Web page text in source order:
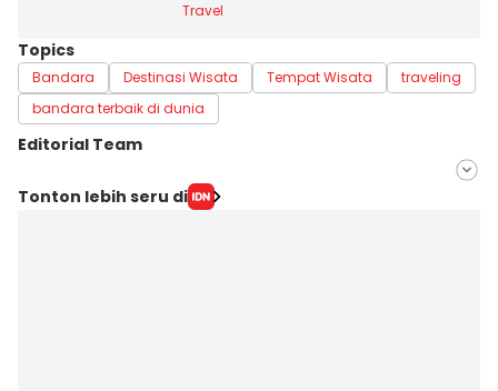
Travel
Topics
Bandara Destinasi Wisata Tempat Wisata
traveling
bandara terbaik di dunia
Editorial Team
Editor
Tonton lebih seru di